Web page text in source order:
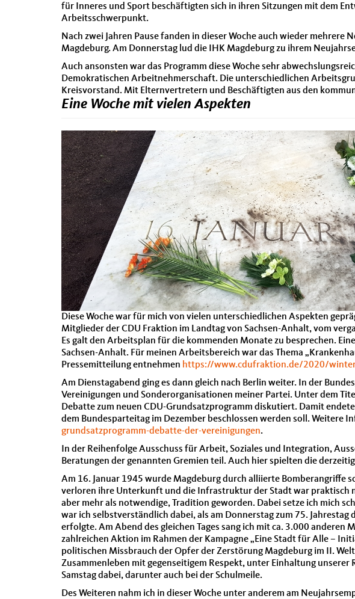
für Inneres und Sport beschäftigten sich in ihren Sitzungen mit dem
Arbeitsschwerpunkt.
Nach zwei Jahren Pause fanden in dieser Woche auch wieder
Magdeburg. Am Donnerstag lud die IHK Magdeburg zu ihrem
Auch ansonsten war das Programm diese Woche sehr
Demokratischen Arbeitnehmerschaft. Die unterschiedlichen
Kreisvorstand. Mit Elternvertretern und Beschäftigten aus den
Eine Woche mit vielen Aspekten
Diese Woche war für mich von vielen unterschiedlichen Aspekten
Mitglieder der CDU Fraktion im Landtag von Sachsen-Anhalt, vom
Es galt den Arbeitsplan für die kommenden Monate zu besprechen.
Sachsen-Anhalt. Für meinen Arbeitsbereich war das Thema
Pressemitteilung entnehmen https://www.cdufraktion.de/2020/
Am Dienstagabend ging es dann gleich nach Berlin weiter. In der
Vereinigungen und Sonderorganisationen meiner Partei. Unter dem
Debatte zum neuen CDU-Grundsatzprogramm diskutiert. Damit
dem Bundesparteitag im Dezember beschlossen werden soll. Weitere
grundsatzprogramm-debatte-der-vereinigungen.
In der Reihenfolge Ausschuss für Arbeit, Soziales und Integration,
Beratungen der genannten Gremien teil. Auch hier spielten die
Am 16. Januar 1945 wurde Magdeburg durch alliierte Bomberangriffe
verloren ihre Unterkunft und die Infrastruktur der Stadt war praktisch
aber mehr als notwendige, Tradition geworden. Dabei setze ich mich
war ich selbstverständlich dabei, als am Donnerstag zum 75.
erfolgte. Am Abend des gleichen Tages sang ich mit ca. 3.000
zahlreichen Aktion im Rahmen der Kampagne „Eine Stadt für Alle –
politischen Missbrauch der Opfer der Zerstörung Magdeburg im II.
Zusammenleben mit gegenseitigem Respekt, unter Einhaltung
Samstag dabei, darunter auch bei der Schulmeile.
Des Weiteren nahm ich in dieser Woche unter anderem am